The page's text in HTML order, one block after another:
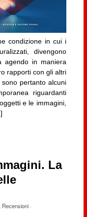
condizione in cui i
divengono
agendo in maniera
rapporti con gli altri
pertanto alcuni
riguardanti
e le immagini,
La
Recensioni·